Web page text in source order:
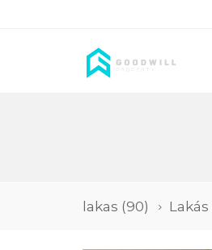
lakas (90) Lakás